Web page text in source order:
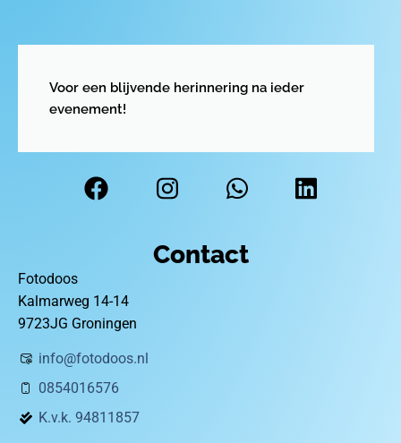
Voor een blijvende herinnering na ieder
evenement!
Contact
Fotodoos
Kalmarweg 14-14
9723JG Groningen
info@fotodoos.nl
0854016576
K.v.k. 94811857